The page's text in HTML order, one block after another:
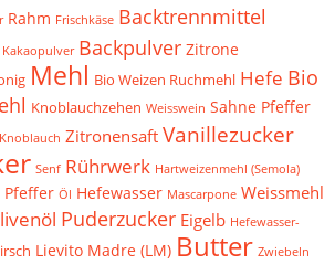
Rahm Frischkäse Backtrennmittel
Kakaopulver Backpulver Zitrone
Mehl Bio Weizen Ruchmehl Hefe Bio
Knoblauchzehen Weisswein Sahne Pfeffer
Knoblauch Zitronensaft Vanillezucker
Senf Rührwerk Hartweizenmehl (Semola)
Pfeffer Öl Hefewasser Mascarpone Weissmehl
Puderzucker Eigelb Hefewasser-
Lievito Madre (LM) Butter Zwiebeln